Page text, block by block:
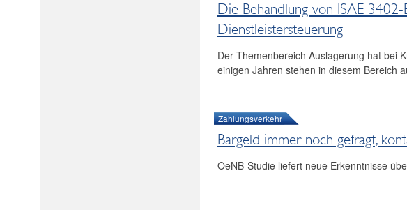
Die Behandlung von ISAE
Dienstleistersteuerung
Der Themenbereich Auslagerung hat bei
einigen Jahren stehen in diesem Bereich
Zahlungsverkehr
Bargeld immer noch gefragt,
OeNB-Studie liefert neue Erkenntnisse